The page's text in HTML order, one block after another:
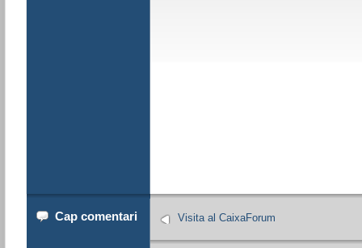
Cap comentari Visita al CaixaForum